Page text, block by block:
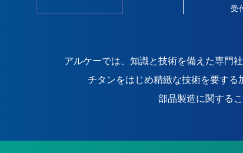
受
アルケーでは、知識と技術を備えた専門
チタンをはじめ精緻な技術を要する
部品製造に関する